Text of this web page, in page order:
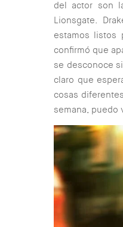
del actor son
Lionsgate.
estamos listos
confirmó que
se desconoce
claro que
cosas
semana, puedo